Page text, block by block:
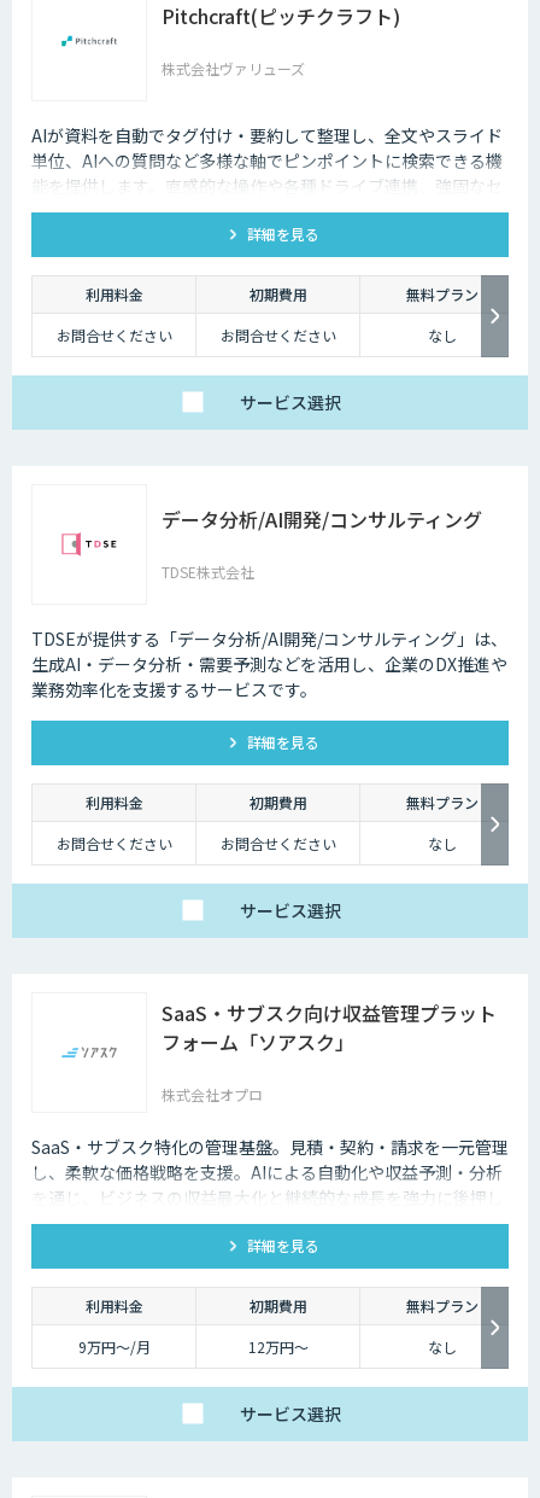
各施策による売上への貢献度や目標達成状況を数値化し、測定・分析によ
って営業活動の最適化と効率化を目指します。
部門横断的な仕組みを設計・構築するというのが、セールスイネーブルメ
Pitchcraft(ピッチクラフト)
株式会社ヴァリューズ
AIが資料を自動でタグ付け・要約して整理し、全文やスライド
単位、AIへの質問など多様な軸でピンポイントに検索できる機
能を提供します。直感的な操作や各種ドライブ連携、強固なセ
キュリティも備えたシステムです。
詳細を見る
利用料金 初期費用
無料プラン
お問合せください
お問合せください なし
サービス選択
データ分析/AI開発/コンサルティング
TDSE株式会社
TDSEが提供する「データ分析/AI開発/コンサルティング」は、
生成AI・データ分析・需要予測などを活用し、企業のDX推進や
業務効率化を支援するサービスです。
詳細を見る
利用料金 初期費用
無料プラン
お問合せください
お問合せください なし
サービス選択
SaaS・サブスク向け収益管理プラット
フォーム「ソアスク」
株式会社オプロ
SaaS・サブスク特化の管理基盤。見積・契約・請求を一元管理
し、柔軟な価格戦略を支援。AIによる自動化や収益予測・分析
を通じ、ビジネスの収益最大化と継続的な成長を強力に後押し
します。
詳細を見る
利用料金 初期費用
無料プラン
9万円〜/月
12万円〜 なし
サービス選択